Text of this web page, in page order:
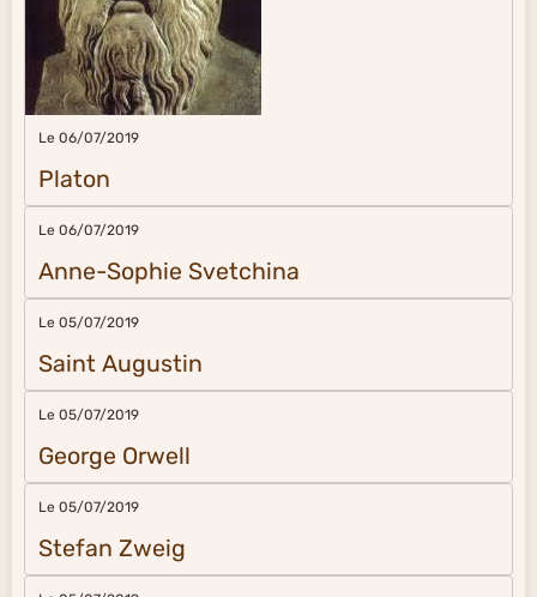
Le 06/07/2019
Platon
Le 06/07/2019
Anne-Sophie Svetchina
Le 05/07/2019
Saint Augustin
Le 05/07/2019
George Orwell
Le 05/07/2019
Stefan Zweig